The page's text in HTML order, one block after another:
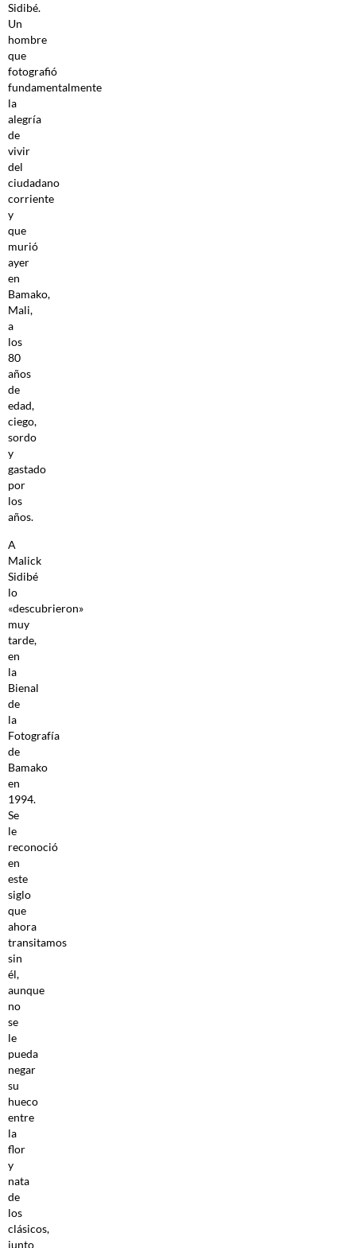
Sidibé.
Un
hombre
que
fotografió
fundamentalmente
la
alegría
de
vivir
del
ciudadano
corriente
y
que
murió
ayer
en
Bamako,
Mali,
a
los
80
años
de
edad,
ciego,
sordo
y
gastado
por
los
años.
A
Malick
Sidibé
lo
«descubrieron»
muy
tarde,
en
la
Bienal
de
la
Fotografía
de
Bamako
en
1994.
Se
le
reconoció
en
este
siglo
que
ahora
transitamos
sin
él,
aunque
no
se
le
pueda
negar
su
hueco
entre
la
flor
y
nata
de
los
clásicos,
junto